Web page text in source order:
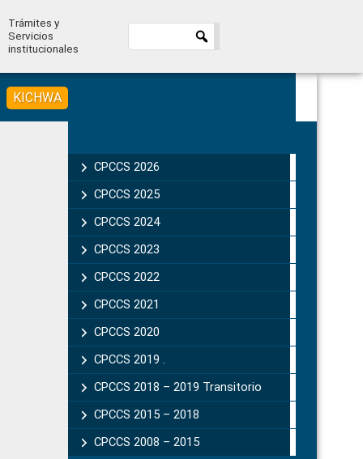
Trámites y
Servicios
institucionales
KICHWA
Sidebar
CPCCS 2026
CPCCS 2025
CPCCS 2024
CPCCS 2023
CPCCS 2022
CPCCS 2021
CPCCS 2020
CPCCS 2019 .
CPCCS 2018 – 2019 Transitorio
CPCCS 2015 – 2018
CPCCS 2008 – 2015